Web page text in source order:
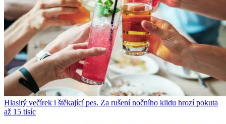
Hlasitý večírek i štěkající pes. Za rušení nočního klidu hrozí pokuta
až 15 tisíc